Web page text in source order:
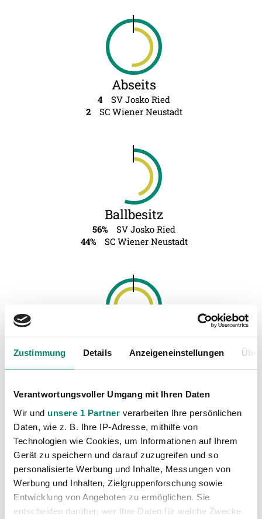
Zustimmung Details Anzeigeneinstellungen
Verantwortungsvoller Umgang mit Ihren Daten
Wir und unsere 1 Partner verarbeiten Ihre persönlichen
Daten, wie z. B. Ihre IP-Adresse, mithilfe von
Technologien wie Cookies, um Informationen auf Ihrem
Gerät zu speichern und darauf zuzugreifen und so
personalisierte Werbung und Inhalte, Messungen von
Werbung und Inhalten, Zielgruppenforschung sowie
Entwicklung von Angeboten zu ermöglichen. Sie
entscheiden darüber, wer Ihre Daten für welche Zwecke
Abseits
4
SV Josko Ried
2
SC Wiener Neustadt
Ballbesitz
56%
SV Josko Ried
44%
SC Wiener Neustadt
79%%
SV Josko Ried
61%%
SC Wiener Neustadt
Flanken
14
SV Josko Ried
12
SC Wiener Neustadt